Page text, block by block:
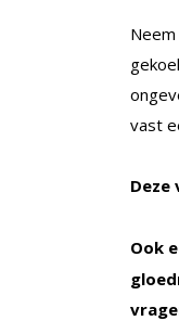
vast
Deze
Ook